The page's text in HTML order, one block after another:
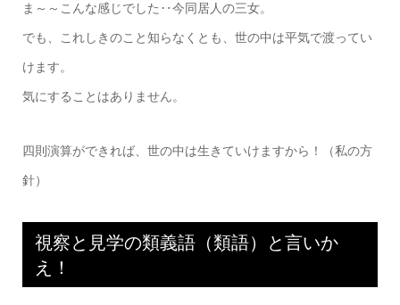
ま～～こんな感じでした‥今同居人の三女。
でも、これしきのこと知らなくとも、世の中は平気で渡ってい
けます。
気にすることはありません。
四則演算ができれば、世の中は生きていけますから！（私の方
針）
視察と見学の類義語（類語）と言いか
え！